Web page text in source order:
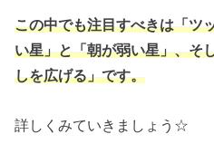
この中でも注目すべきは「ツ
い星」と「朝が弱い星」、そ
しを広げる」です。
詳しくみていきましょう☆